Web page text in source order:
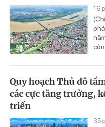
16
Quy hoạch Thủ đô
các cực tăng trưởng,
triển
35